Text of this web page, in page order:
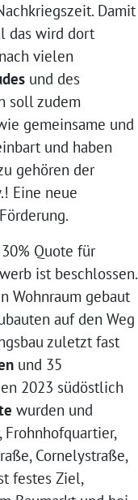
Damit
das wird dort
vielen
und des
soll zudem
gemeinsame und
und haben
gehören der
Eine neue
Quote für
ist beschlossen.
Wohnraum gebaut
auf den Weg
zuletzt fast
und 35
2023 südöstlich
wurden und
Cornelystraße,
festes Ziel,